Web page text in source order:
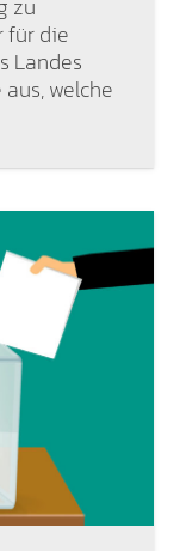
für die
Landes
welche